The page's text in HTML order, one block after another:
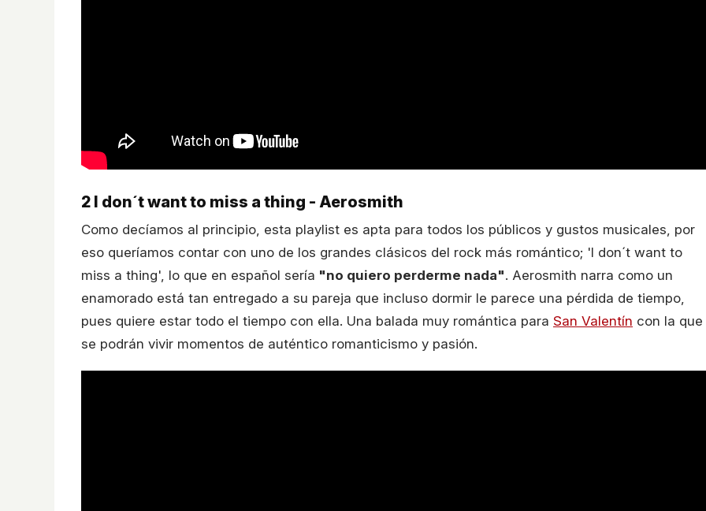
2 I don´t want to miss a thing - Aerosmith
Como decíamos al principio, esta playlist es apta para todos los públicos y gustos musicales, por
eso queríamos contar con uno de los grandes clásicos del rock más romántico; 'I don´t want to
miss a thing', lo que en español sería "no quiero perderme nada". Aerosmith narra como un
enamorado está tan entregado a su pareja que incluso dormir le parece una pérdida de tiempo,
pues quiere estar todo el tiempo con ella. Una balada muy romántica para San Valentín con la que
se podrán vivir momentos de auténtico romanticismo y pasión.